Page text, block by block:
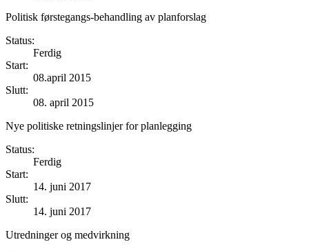
Politisk førstegangs-behandling av planforslag
Status:
Ferdig
Start:
08.april 2015
Slutt:
08. april 2015
Nye politiske retningslinjer for planlegging
Status:
Ferdig
Start:
14. juni 2017
Slutt:
14. juni 2017
Utredninger og medvirkning